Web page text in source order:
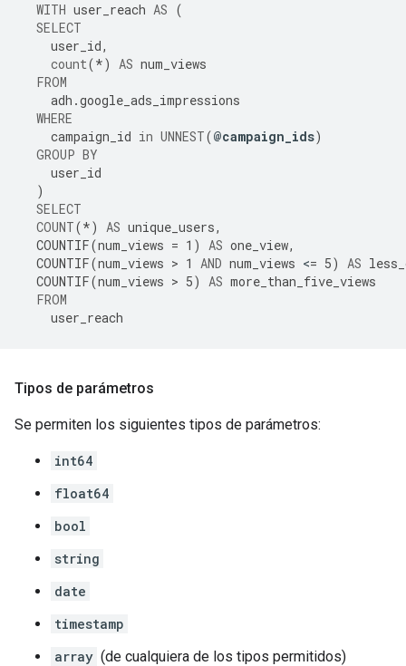
WITH user_reach AS (
SELECT
user_id,
count(*) AS num_views
FROM
adh .google_ads_impressions
WHERE
campaign_id in UNNEST(@campaign_ids)
GROUP BY
user_id
)
SELECT
COUNT(*) AS unique_users,
COUNTIF(num_views = 1 ) AS one_view,
COUNTIF(num_views > 1 AND num_views <= 5) AS
COUNTIF(num_views > 5) AS more_than_five_views
FROM
user_reach
Tipos de parámetros
Se permiten los siguientes tipos de parámetros:
int64
float64
bool
string
date
timestamp
array (de cualquiera de los tipos permitidos)